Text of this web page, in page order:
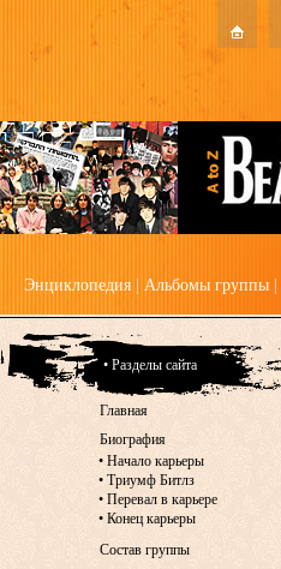
Энциклопедия Альбомы группы
• Разделы сайта
Главная
Биография
• Начало карьеры
• Триумф Битлз
• Перевал в карьере
• Конец карьеры
Состав группы